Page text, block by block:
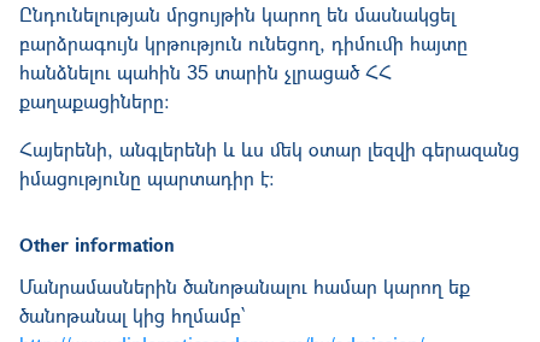
Ընդունելության մրցույթին կարող են մասնակցել
բարձրագույն կրթություն ունեցող, դիմումի հայտը
հանձնելու պահին 35 տարին չլրացած ՀՀ
քաղաքացիները։
Հայերենի, անգլերենի և ևս մեկ օտար լեզվի գերազանց
իմացությունը պարտադիր է։
Other information
Մանրամասներին ծանոթանալու համար կարող եք
ծանոթանալ կից հղմամբ՝